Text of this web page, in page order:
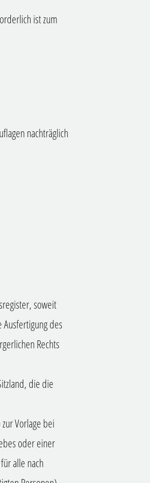
ist zum
nachträglich
soweit
des
Rechts
die die
Vorlage bei
oder einer
alle nach